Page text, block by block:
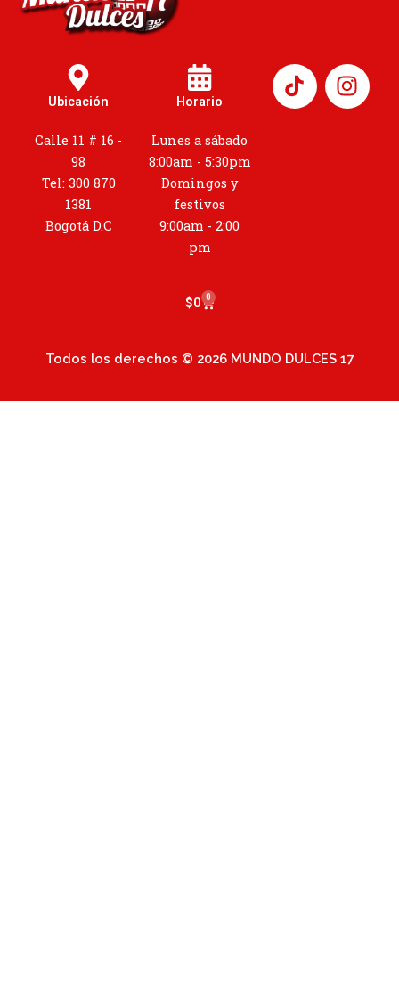
Ubicación
Calle 11 # 16 -
98
Tel: 300 870
1381
Bogotá D.C
Horario
Lunes a sábado
8:00am - 5:30pm
Domingos y
festivos
9:00am - 2:00
pm
I
n
s
$0 0
Cart
Todos los derechos © 2026 MUNDO DULCES 17